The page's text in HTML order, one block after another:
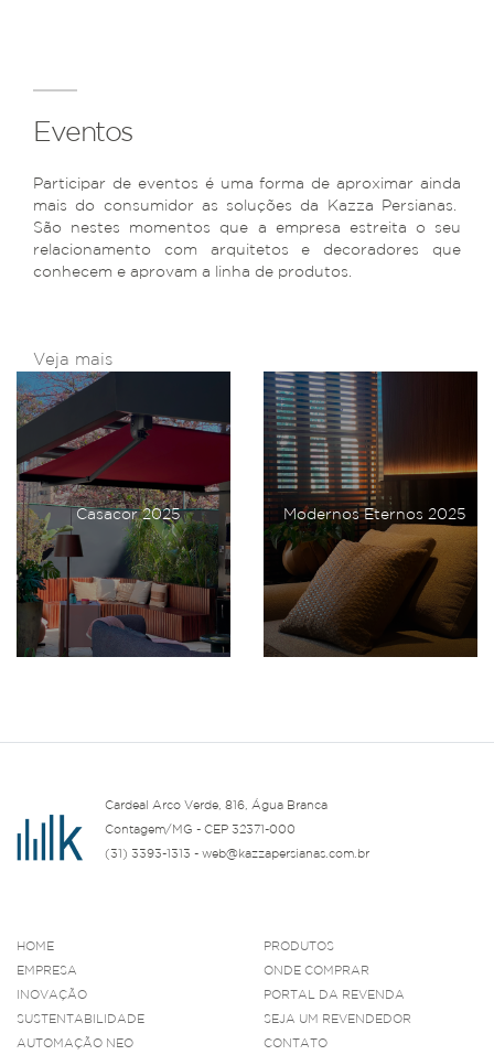
Eventos
Participar de eventos é uma forma de aproximar ainda
mais do consumidor as soluções da Kazza Persianas.
São nestes momentos que a empresa estreita o seu
relacionamento com arquitetos e decoradores que
conhecem e aprovam a linha de produtos.
Veja mais
Casacor 2025 Modernos Eternos 2025
Cardeal Arco Verde, 816, Água Branca
Contagem/MG - CEP 32371-000
(31) 3393-1313 - web@kazzapersianas.com.br
HOME
EMPRESA
INOVAÇÃO
SUSTENTABILIDADE
AUTOMAÇÃO NEO
PRODUTOS
ONDE COMPRAR
PORTAL DA REVENDA
SEJA UM REVENDEDOR
CONTATO